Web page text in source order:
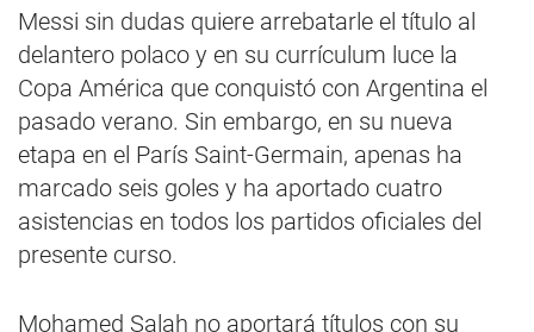
Messi sin dudas quiere arrebatarle el título al
delantero polaco y en su currículum luce la
Copa América que conquistó con Argentina el
pasado verano. Sin embargo, en su nueva
etapa en el París Saint-Germain, apenas ha
marcado seis goles y ha aportado cuatro
asistencias en todos los partidos oficiales del
presente curso.
Mohamed Salah no aportará títulos con su